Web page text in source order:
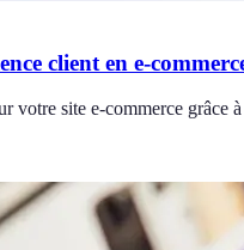
client en e-
votre site e-commerce grâce